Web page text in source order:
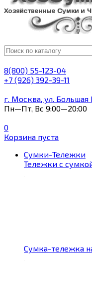
8(800) 55-123-04
+7 (926) 392-39-11
г. Москва, ул.
Пн—Пт, Вс 9:00—20:00
0
Корзина пуста
Сумки-Тележки
Тележки с
Сумка-тележка